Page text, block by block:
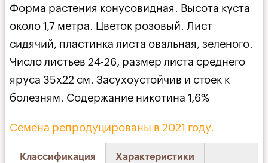
Форма растения конусовидная. Высота куста
около 1,7 метра. Цветок розовый. Лист
сидячий, пластинка листа овальная, зеленого.
Число листьев 24-26, размер листа среднего
яруса 35х22 см. Засухоустойчив и стоек к
болезням. Содержание никотина 1,6%
Семена репродуцированы в 2021 году.
Классификация
Характеристики